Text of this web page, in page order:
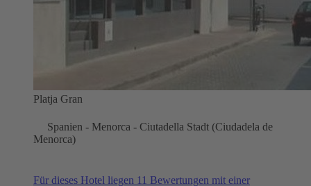
Platja Gran
Spanien - Menorca - Ciutadella Stadt (Ciudadela de
Menorca)
Für dieses Hotel liegen 11 Bewertungen mit einer